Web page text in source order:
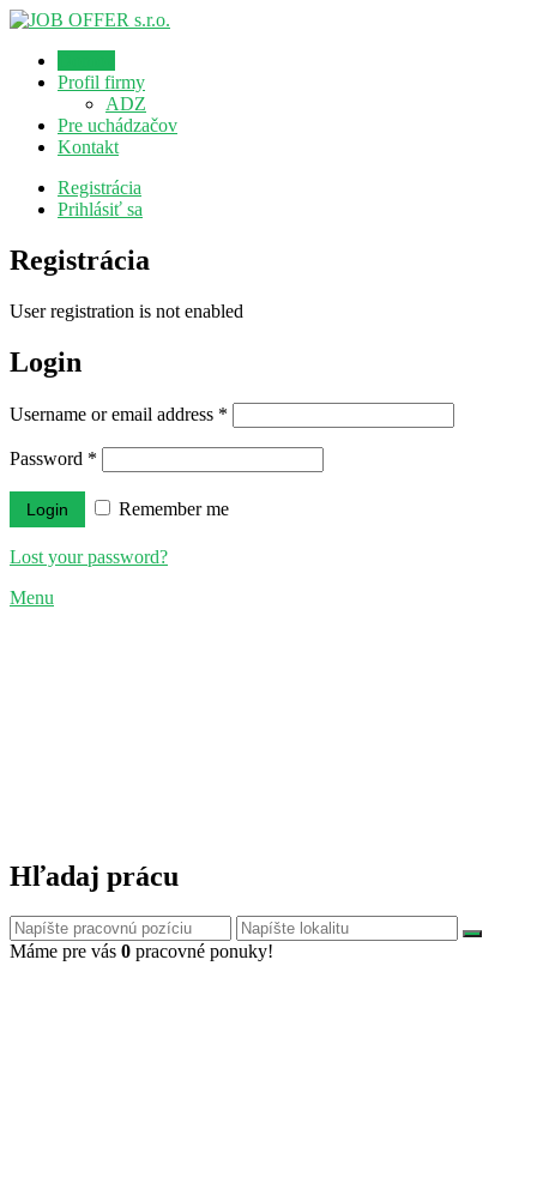
Profil firmy
ADZ
Pre uchádzačov
Kontakt
Registrácia
Prihlásiť sa
Registrácia
User registration is not enabled
Login
Username or email address *
Password *
Remember me
Lost your password?
Menu
Hľadaj prácu
Máme pre vás 0 pracovné ponuky!